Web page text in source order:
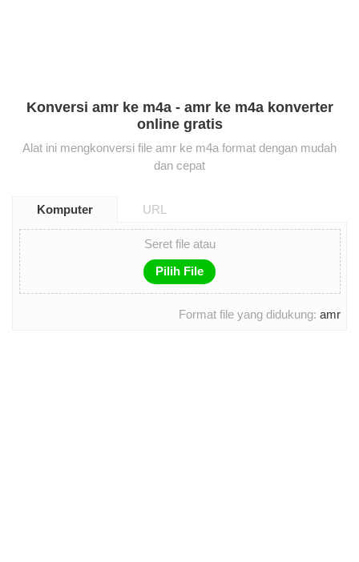
Konversi amr ke m4a - amr ke m4a konverter
online gratis
Alat ini mengkonversi file amr ke m4a format dengan mudah
dan cepat
Komputer URL
Seret file atau
Pilih File
Format file yang didukung: amr